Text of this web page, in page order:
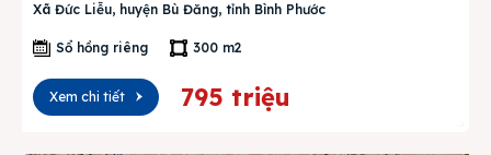
Xã Đức Liễu, huyện Bù Đăng, tỉnh Bình Phước
Sổ hồng riêng 300 m2
Xem chi tiết 795 triệu